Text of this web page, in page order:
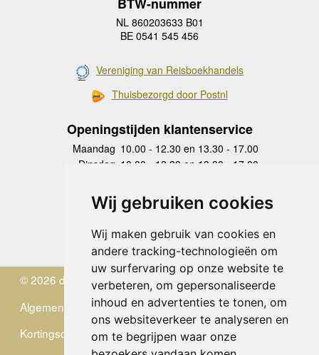
Wij gebruiken cookies
Wij maken gebruik van cookies en
andere tracking-technologieën om
uw surfervaring op onze website te
verbeteren, om gepersonaliseerde
inhoud en advertenties te tonen, om
ons websiteverkeer te analyseren en
om te begrijpen waar onze
NL 860203633 B01
BE 0541 545 456
Vereniging van Reisboekhandels
Thuisbezorgd door Postnl
Openingstijden klantenservice
Maandag 10.00 - 12.30 en 13.30 - 17.00
Dinsdag 10.00 - 12.30 en 13.30 - 17.00
Donderdag
10.00 - 12.30 en 13.30 - 17.00
Vrijdag 10.00 - 12.30 en 13.30 - 17.00
Zaterdag
gesloten
Zondag gesloten
© 2026 de Zwerver
Algemene Voorwaarden
Kortingscode